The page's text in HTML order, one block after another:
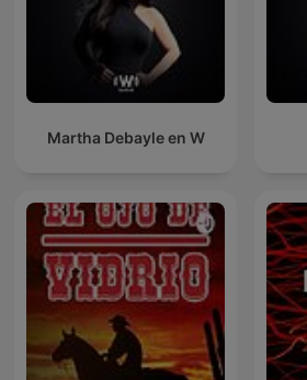
Martha Debayle en W